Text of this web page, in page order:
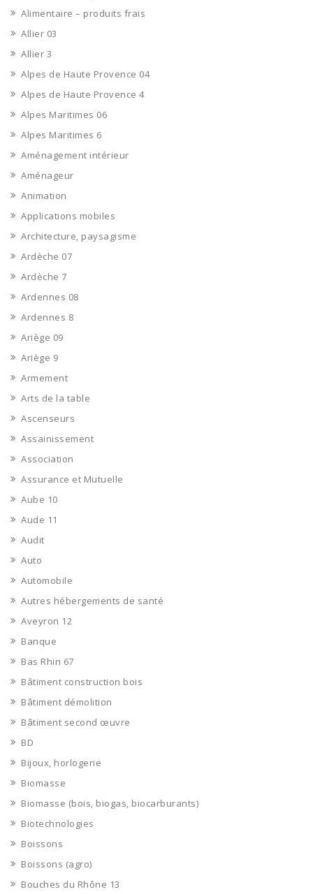
Alimentaire – produits frais
Allier 03
Allier 3
Alpes de Haute Provence 04
Alpes de Haute Provence 4
Alpes Maritimes 06
Alpes Maritimes 6
Aménagement intérieur
Aménageur
Animation
Applications mobiles
Architecture, paysagisme
Ardèche 07
Ardèche 7
Ardennes 08
Ardennes 8
Ariège 09
Ariège 9
Armement
Arts de la table
Ascenseurs
Assainissement
Association
Assurance et Mutuelle
Aube 10
Aude 11
Audit
Auto
Automobile
Autres hébergements de santé
Aveyron 12
Banque
Bas Rhin 67
Bâtiment construction bois
Bâtiment démolition
Bâtiment second œuvre
BD
Bijoux, horlogerie
Biomasse
Biomasse (bois, biogas, biocarburants)
Biotechnologies
Boissons
Boissons (agro)
Bouches du Rhône 13